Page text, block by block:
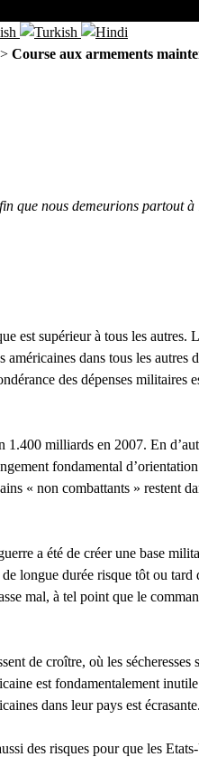
> Course aux armements
que nous demeurions partout
est supérieur à tous les autres.
dans tous les autres
des dépenses militaires
milliards en 2007. En
fondamental
« non combattants » restent
a été de créer une base
longue durée risque tôt ou
mal, à tel point que le
de croître, où les
est fondamentalement
dans leur pays est écrasante.
des risques pour que les